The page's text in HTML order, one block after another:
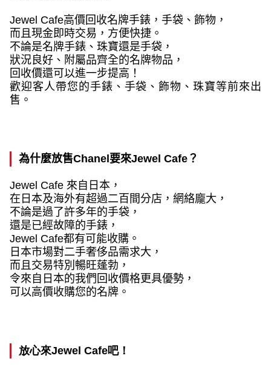
Jewel Cafe高價回收名牌手錶，手袋、飾物，
而且現金即時交易，方便快捷。
不論是名牌手錶、珠寶還是手袋，
狀況良好、附屬品齊全的名牌物品，
回收價還可以進一步提高！
歡迎客人帶您的手錶、手袋、飾物、珠寶等前來出
售。
為什麼放售Chanel要來Jewel Cafe？
Jewel Cafe 來自日本，
在日本及海外有超過二百間分店，網絡龐大，
不論是過了許多年的手袋，
還是已經故障的手錶，
Jewel Cafe都有可能收購。
日本市場對二手奢侈品需求大，
而且交易特別暢旺蓬勃，
令來自日本的我們回收價格更具優勢，
可以高價收購您的名牌。
放心來Jewel Cafe吧！